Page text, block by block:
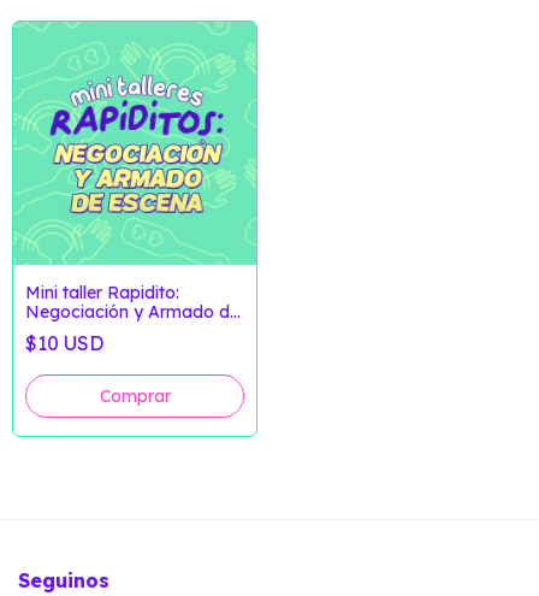
Mini taller Rapidito:
Negociación y Armado de
Escena (Clase Grabada)
$10 USD
Seguinos